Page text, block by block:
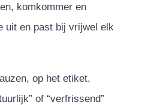
komkommer en
uit en past bij vrijwel elk
op het etiket.
of “verfrissend”